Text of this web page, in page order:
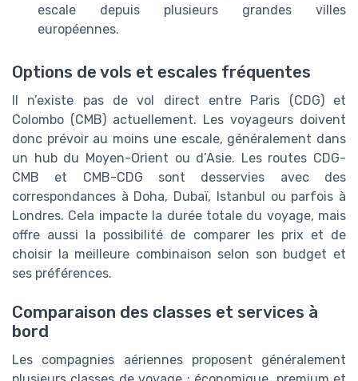
escale depuis plusieurs grandes villes
européennes.
Options de vols et escales fréquentes
Il n’existe pas devol direct entre Paris (CDG) et
Colombo (CMB) actuellement. Les voyageurs doivent
donc prévoir au moins une escale, généralement dans
un hub du Moyen-Orient ou d’Asie. Les routes CDG-
CMB et CMB-CDG sont desservies avec des
correspondances à Doha, Dubaï, Istanbul ou parfois à
Londres. Cela impacte la durée totale du voyage, mais
offre aussi la possibilité de comparer les prix et de
choisir la meilleure combinaison selon son budget et
ses préférences.
Comparaison des classes et services à
bord
Les compagnies aériennes proposent généralement